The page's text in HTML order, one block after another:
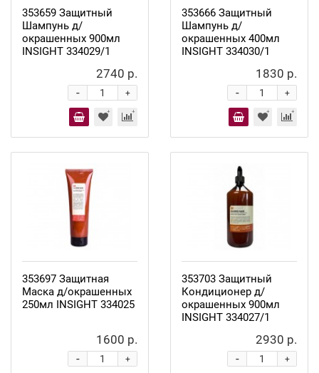
353659 Защитный
Шампунь д/
окрашенных 900мл
INSIGHT 334029/1
2740 р.
+
-
353666 Защитный
Шампунь д/
окрашенных 400мл
INSIGHT 334030/1
1830 р.
+
-
353697 Защитная
Маска д/окрашенных
250мл INSIGHT 334025
1600 р.
+
-
353703 Защитный
Кондиционер д/
окрашенных 900мл
INSIGHT 334027/1
2930 р.
+
-